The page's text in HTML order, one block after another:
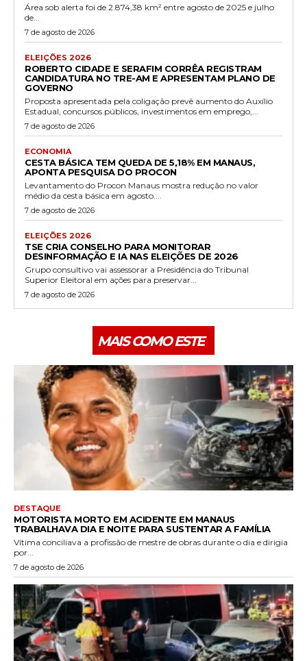
Área sob alerta foi de 2.874,38 km² entre agosto de 2025 e julho
de...
7 de agosto de 2026
ELEIÇÕES 2026
ROBERTO CIDADE E SERAFIM CORRÊA REGISTRAM
CANDIDATURA NO TRE-AM E APRESENTAM PLANO DE
GOVERNO
Proposta apresentada pela coligação prevê aumento do Auxílio
Estadual, concursos públicos, investimentos em emprego,...
7 de agosto de 2026
ECONOMIA
CESTA BÁSICA TEM QUEDA DE 5,18% EM MANAUS,
APONTA PESQUISA DO PROCON
Levantamento do Procon Manaus mostra redução no valor
médio da cesta básica em agosto....
7 de agosto de 2026
ELEIÇÕES 2026
TSE CRIA CONSELHO PARA MONITORAR
DESINFORMAÇÃO E IA NAS ELEIÇÕES DE 2026
Grupo consultivo vai assessorar a Presidência do Tribunal
Superior Eleitoral em ações para preservar...
7 de agosto de 2026
MAIS COMO ESTE
DESTAQUE
MOTORISTA MORTO EM ACIDENTE EM MANAUS
TRABALHAVA DIA E NOITE PARA SUSTENTAR A FAMÍLIA
Vítima conciliava a profissão de mestre de obras durante o dia e dirigia
por...
7 de agosto de 2026